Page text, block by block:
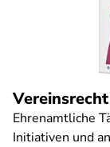
Ehrenamtliche
Initiativen und